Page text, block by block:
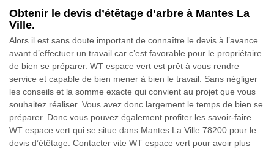
Obtenir le devis d’étêtage d’arbre à Mantes La
Ville.
Alors il est sans doute important de connaître le devis à l’avance
avant d’effectuer un travail car c’est favorable pour le propriétaire
de bien se préparer. WT espace vert est prêt à vous rendre
service et capable de bien mener à bien le travail. Sans négliger
les conseils et la somme exacte qui convient au projet que vous
souhaitez réaliser. Vous avez donc largement le temps de bien se
préparer. Donc vous pouvez également profiter les savoir-faire
WT espace vert qui se situe dans Mantes La Ville 78200 pour le
devis d’étêtage. Contacter vite WT espace vert pour avoir plus